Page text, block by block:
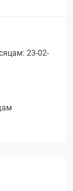
23-02-